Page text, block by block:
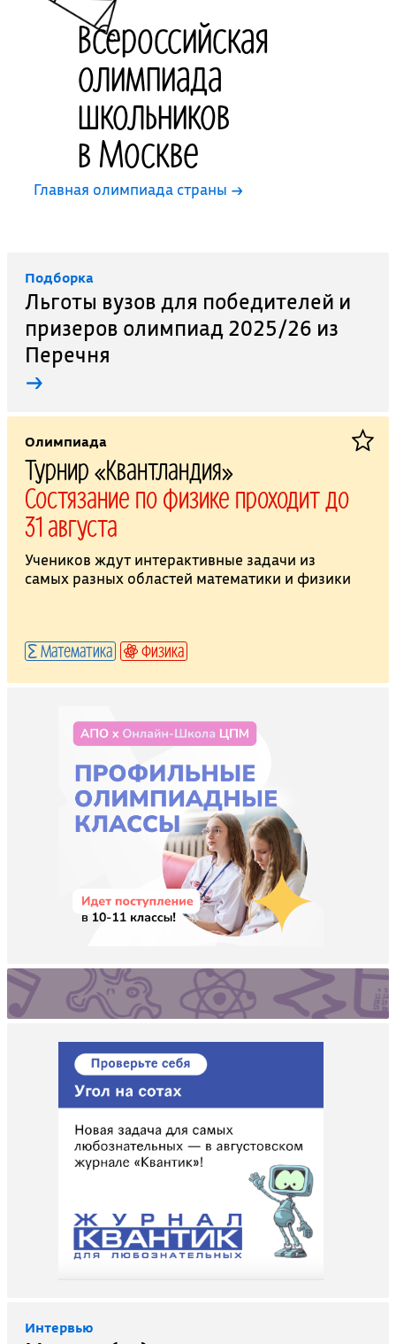
Всероссийская
олимпиада
школьников
в Москве
Главная олимпиада страны →
Подборка
Льготы вузов для победителей и
призеров олимпиад 2025/26 из
Перечня
→
Олимпиада
Турнир «Квантландия»
Состязание по физике проходит до
31 августа
Учеников ждут интерактивные задачи из
самых разных областей математики и физики
Математика Физика
Интервью